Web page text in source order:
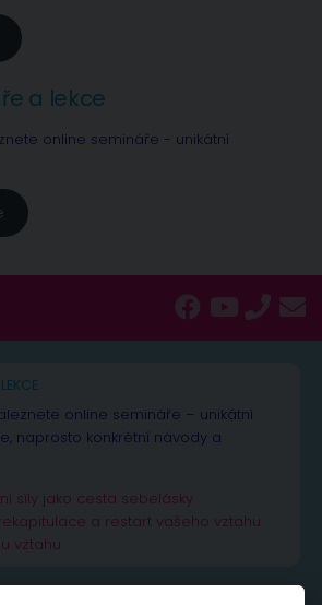
a lekce
online semináře - unikátní
online semináře – unikátní
naprosto konkrétní návody a
síly jako cesta sebelásky
a restart vašeho vztahu
vztahu